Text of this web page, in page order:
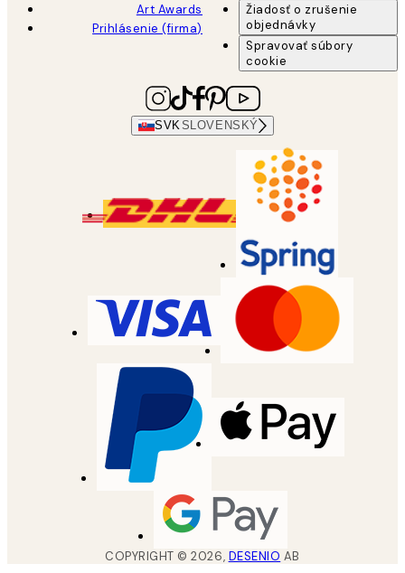
Art Awards
Prihlásenie (firma)
Žiadosť o zrušenie
objednávky
Spravovať súbory
cookie
SVKSLOVENSKÝ
COPYRIGHT ©2026, DESENIO AB